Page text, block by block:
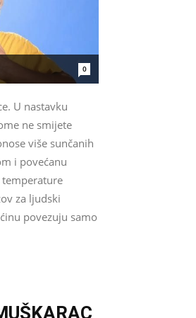
0
U nastavku
ne smijete
više sunčanih
i povećanu
za ljudski
povezuju samo